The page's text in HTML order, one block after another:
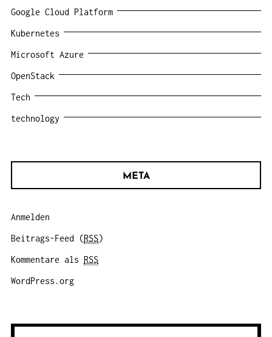
Google Cloud Platform
Kubernetes
Microsoft Azure
OpenStack
Tech
technology
META
Anmelden
Beitrags-Feed (RSS)
Kommentare als RSS
WordPress.org